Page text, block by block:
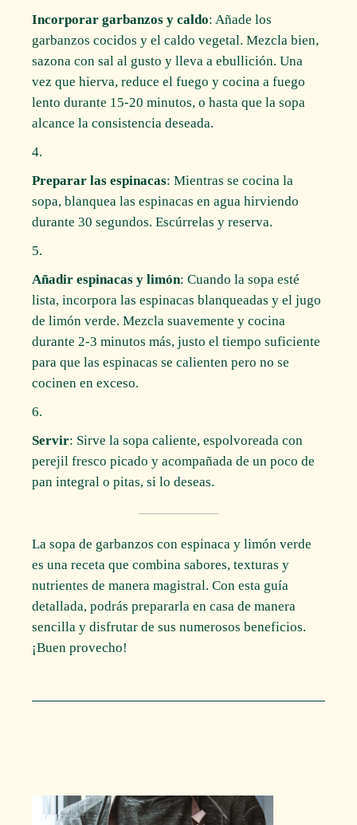
Incorporar garbanzos y caldo: Añade los
garbanzos cocidos y el caldo vegetal. Mezcla bien,
sazona con sal al gusto y lleva a ebullición. Una
vez que hierva, reduce el fuego y cocina a fuego
lento durante 15-20 minutos, o hasta que la sopa
alcance la consistencia deseada.
Preparar las espinacas: Mientras se cocina la
sopa, blanquea las espinacas en agua hirviendo
durante 30 segundos. Escúrrelas y reserva.
Añadir espinacas y limón: Cuando la sopa esté
lista, incorpora las espinacas blanqueadas y el jugo
de limón verde. Mezcla suavemente y cocina
durante 2-3 minutos más, justo el tiempo suficiente
para que las espinacas se calienten pero no se
cocinen en exceso.
Servir: Sirve la sopa caliente, espolvoreada con
perejil fresco picado y acompañada de un poco de
pan integral o pitas, si lo deseas.
La sopa de garbanzos con espinaca y limón verde
es una receta que combina sabores, texturas y
nutrientes de manera magistral. Con esta guía
detallada, podrás prepararla en casa de manera
sencilla y disfrutar de sus numerosos beneficios.
¡Buen provecho!